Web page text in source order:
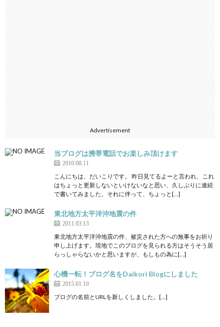
Advertisement
当ブログは携帯電話でお楽しみ頂けます
2010.08.11
こんにちは、だいこりです。 昨日見てるよーと言われ、これ
はちょっと更新しないといけないなと思い、久しぶりに連続
で書いてみました。それに伴って、ちょっと[…]
東北地方太平洋沖地震の件
2011.03.13
東北地方太平洋沖地震の件、被災された方への無事をお祈り
申し上げます。現地でこのブログを見られる方はそうそう居
らっしゃらないかと思いますが、もしもの為に[…]
心機一転！ブログ名をDaikori Blogにしました
2015.01.10
ブログの名前とURLを新しくしました。[…]